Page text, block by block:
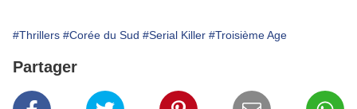
#Thrillers #Corée du Sud #Serial Killer #Troisième Age
Partager